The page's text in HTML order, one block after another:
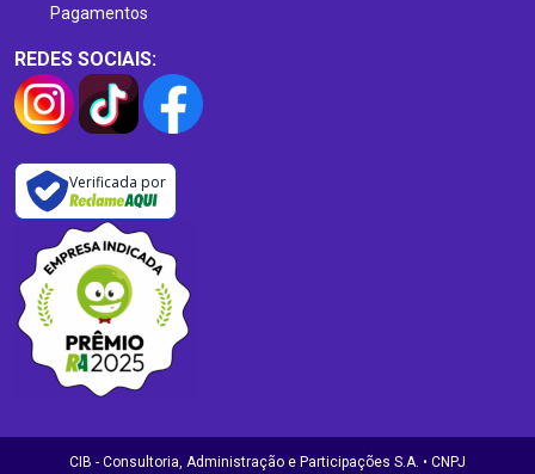
Pagamentos
REDES SOCIAIS:
Verificada por
CIB - Consultoria, Administração e Participações S.A. • CNPJ